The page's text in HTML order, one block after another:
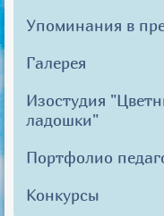
Упоминания в
Галерея
Изостудия
ладошки"
Портфолио
Конкурсы